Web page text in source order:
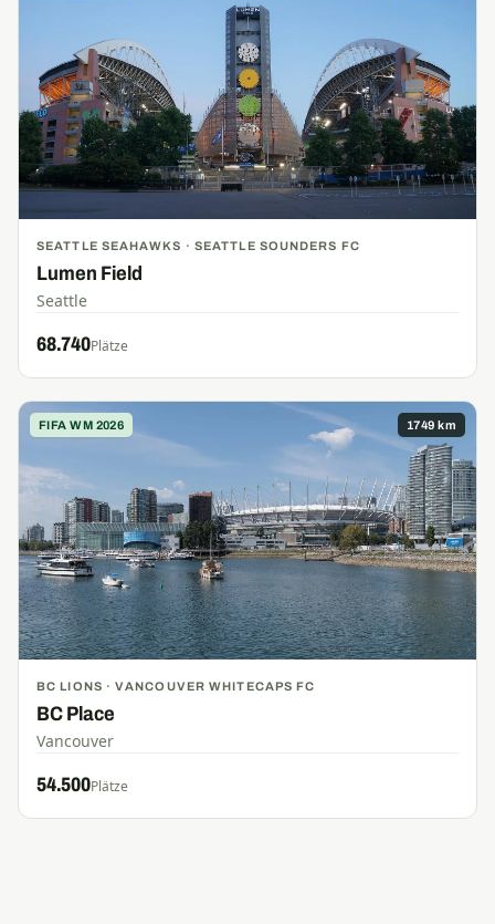
SEATTLE SEAHAWKS · SEATTLE SOUNDERS FC
Lumen Field
Seattle
68.740Plätze
FIFA WM 2026 1749 km
BC LIONS · VANCOUVER WHITECAPS FC
BC Place
Vancouver
54.500Plätze